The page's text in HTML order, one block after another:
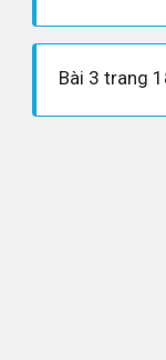
Bài 3 trang